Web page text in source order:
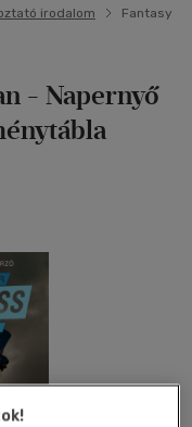
irodalom Fantasy
- Napernyő